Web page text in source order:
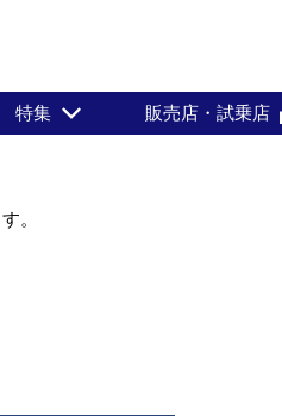
特集 販売店・試乗店
。